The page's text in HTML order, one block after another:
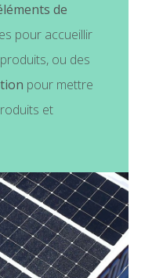
de
pour accueillir
ou des
pour mettre
et